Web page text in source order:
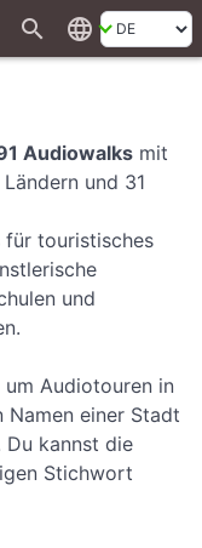
search language
Audiowalks mit
und 31
für touristisches
und
Audiotouren in
Namen einer Stadt
Du kannst die
Stichwort